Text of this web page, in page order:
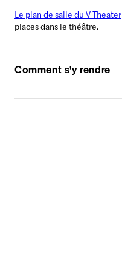
Le plan de salle du V Theater
places dans le théâtre.
Comment s'y rendre